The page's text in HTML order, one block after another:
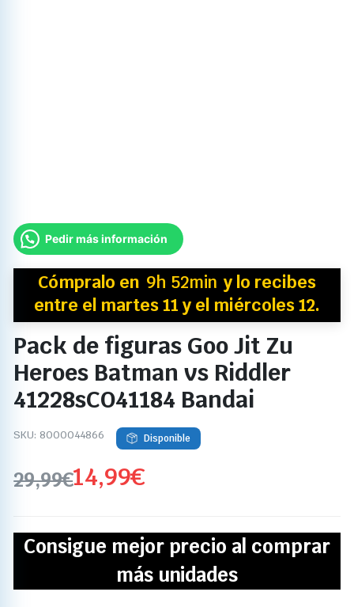
Pedir más información
Cómpralo en 9h 52min y lo recibes
entre el martes 11 y el miércoles 12.
Pack de figuras Goo Jit Zu
Heroes Batman vs Riddler
41228sCO41184 Bandai
SKU: 8000044866 Disponible
29,99€14,99€
Consigue mejor precio al comprar
más unidades